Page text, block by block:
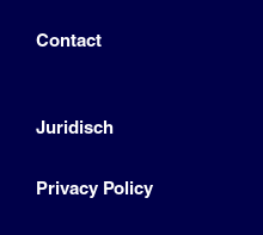
Contact
Juridisch
Privacy Policy